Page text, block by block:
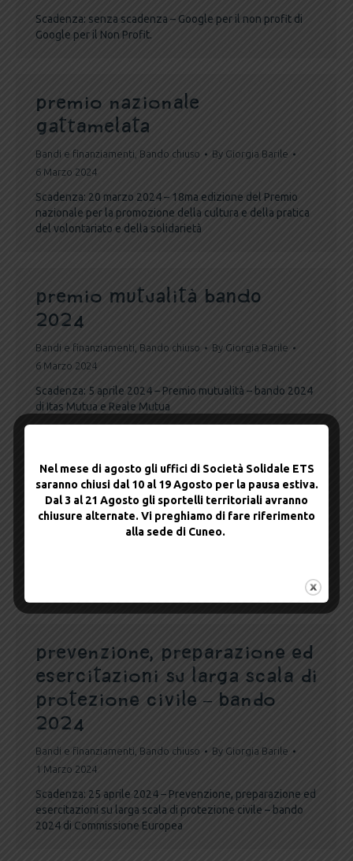
Scadenza: senza scadenza – Google per il non profit di
Google per il Non Profit.
premio nazionale
gattamelata
Bandi e finanziamenti Bando chiuso By Giorgia Barile
6 Marzo 2024
Scadenza: 20 marzo 2024 – 18ma edizione del Premio
nazionale per la promozione della cultura e della pratica
del volontariato e della solidarietà
premio mutualità bando
2024
Bandi e finanziamenti Bando chiuso By Giorgia Barile
6 Marzo 2024
Scadenza: 5 aprile 2024 – Premio mutualità – bando 2024
di Itas Mutua e Reale Mutua
bando space 24 di Compagnia
di San Paolo
Bandi e finanziamenti, Bando chiuso
Prevenzione, preparazione ed
esercitazioni su larga scala di
protezione civile – bando
2024
Bandi e finanziamenti Bando chiuso By Giorgia Barile
1 Marzo 2024
Scadenza: 25 aprile 2024 – Prevenzione, preparazione ed
esercitazioni su larga scala di protezione civile – bando
2024 di Commissione Europea
Nel mese di agosto gli uffici di Società Solidale ETS
saranno chiusi dal 10 al 19 Agosto per la pausa estiva.
Dal 3 al 21 Agosto gli sportelli territoriali avranno
chiusure alternate. Vi preghiamo di fare riferimento
alla sede di Cuneo.